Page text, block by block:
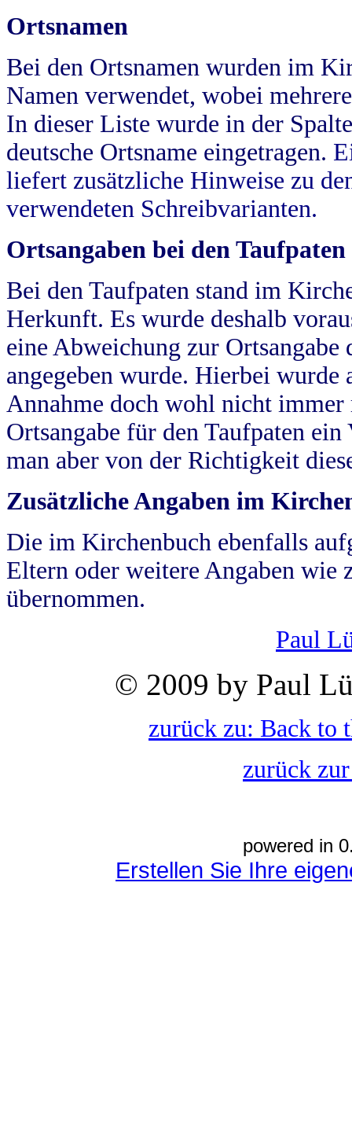
Ortsnamen
Bei den Ortsnamen wurden im
Namen verwendet, wobei
In dieser Liste wurde in der
deutsche Ortsname eingetragen.
liefert zusätzliche Hinweise zu
verwendeten Schreibvarianten.
Ortsangaben bei den Taufpaten
Bei den Taufpaten stand im
Herkunft. Es wurde deshalb
eine Abweichung zur
angegeben wurde. Hierbei wurde
Annahme doch wohl nicht
Ortsangabe für den Taufpaten
man aber von der Richtigkeit
Zusätzliche Angaben im
Die im Kirchenbuch ebenfalls
Eltern oder weitere Angaben wie
übernommen.
Paul
© 2009 by Paul
zurück zu: Back to
zurück
powered in
Erstellen Sie Ihre